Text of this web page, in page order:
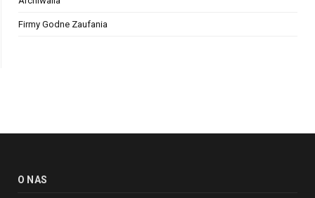
Firmy Godne Zaufania
O NAS